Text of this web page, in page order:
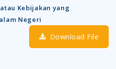
Kebijakan yang
Negeri
Download File